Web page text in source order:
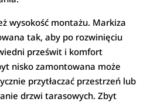
wysokość montażu. Markiza
tak, aby po rozwinięciu
prześwit i komfort
nisko zamontowana może
przytłaczać przestrzeń lub
drzwi tarasowych. Zbyt